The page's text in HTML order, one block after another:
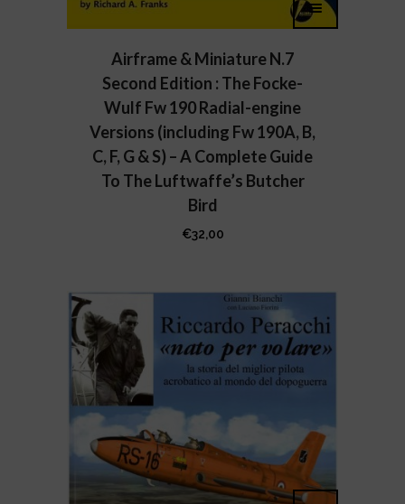
Airframe & Miniature N.7
Second Edition : The Focke-
Wulf Fw 190 Radial-engine
Versions (including Fw 190A, B,
C, F, G & S) – A Complete Guide
To The Luftwaffe’s Butcher
Bird
€32,00